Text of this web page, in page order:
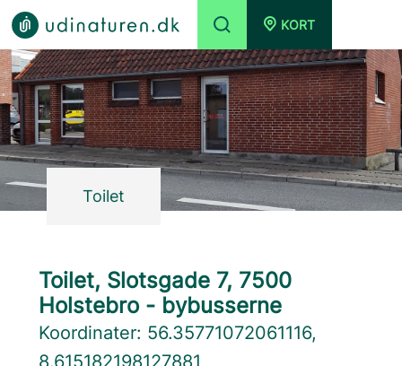
KORT
Toilet
Toilet, Slotsgade 7, 7500
Holstebro - bybusserne
Koordinater: 56.35771072061116,
8.615182198127881